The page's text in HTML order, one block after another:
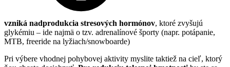
vzniká nadprodukcia stresových hormónov, ktoré zvyšujú
glykémiu – ide najmä o tzv. adrenalínové športy (napr. potápanie,
MTB, freeride na lyžiach/snowboarde)
Pri výbere vhodnej pohybovej aktivity myslite taktiež na cieľ, ktorý